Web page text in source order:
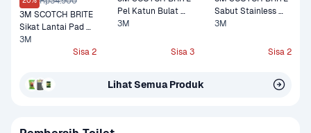
3M SCOTCH BRITE
Sikat Lantai Pad
ID-40
3M
Sisa 2
Pel Katun Bulat
Refill ID-71
3M
Sisa 3
Sabut Stainless
2sID-SSP Banded
3M
Sisa 2
Lihat Semua Produk